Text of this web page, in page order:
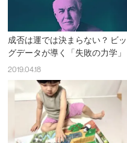
成否は運では決まらない？ ビッ
グデータが導く「失敗の力学」
2019.04.18